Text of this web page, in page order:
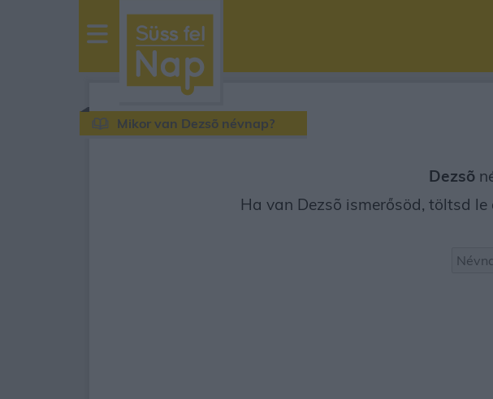
sussfelnap.hu
időjárás
Mikor van Dezsõ névnap?
Dezsõ
Ha van Dezsõ ismerősöd, töltsd